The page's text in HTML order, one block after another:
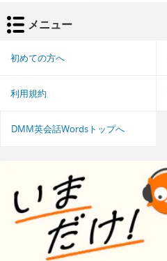
メニュー
初めての方へ
利用規約
DMM英会話Wordsトップへ